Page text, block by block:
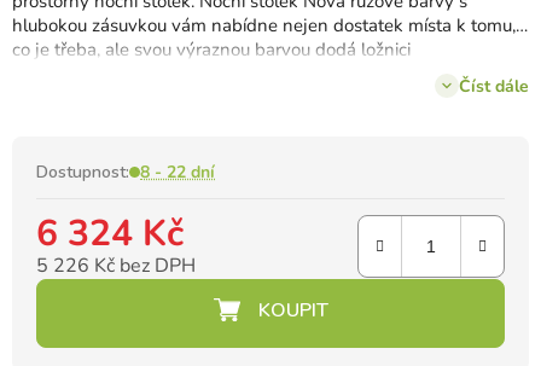
hlubokou zásuvkou vám nabídne nejen dostatek místa k tomu,
co je třeba, ale svou výraznou barvou dodá ložnici
výraznými
na předních čelech zároveň vyzdvihuje jeho atraktivní
Číst dále
Dostupnost: 8 - 22 dní
6 324 Kč
5 226 Kč bez DPH